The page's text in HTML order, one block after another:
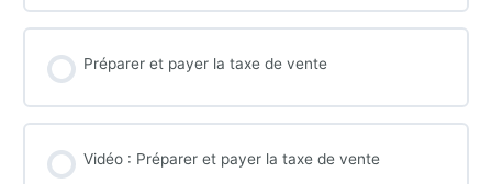
Préparer et payer la taxe de vente
Vidéo : Préparer et payer la taxe de vente